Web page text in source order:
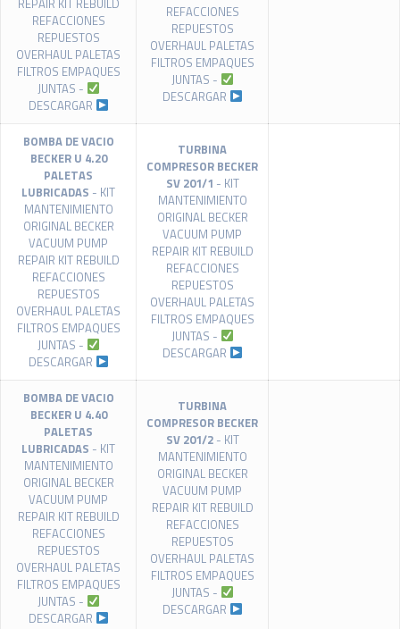
REPAIR KIT REBUILD
REFACCIONES
REPUESTOS
OVERHAUL PALETAS
FILTROS EMPAQUES
JUNTAS -
DESCARGAR
REFACCIONES
REPUESTOS
OVERHAUL PALETAS
FILTROS EMPAQUES
JUNTAS -
DESCARGAR
BOMBA DE VACIO
BECKER U 4.20
PALETAS
LUBRICADAS - KIT
MANTENIMIENTO
ORIGINAL BECKER
VACUUM PUMP
REPAIR KIT REBUILD
REFACCIONES
REPUESTOS
OVERHAUL PALETAS
FILTROS EMPAQUES
JUNTAS -
DESCARGAR
TURBINA
COMPRESOR BECKER
SV 201/1 - KIT
MANTENIMIENTO
ORIGINAL BECKER
VACUUM PUMP
REPAIR KIT REBUILD
REFACCIONES
REPUESTOS
OVERHAUL PALETAS
FILTROS EMPAQUES
JUNTAS -
DESCARGAR
BOMBA DE VACIO
BECKER U 4.40
PALETAS
LUBRICADAS - KIT
MANTENIMIENTO
ORIGINAL BECKER
VACUUM PUMP
REPAIR KIT REBUILD
REFACCIONES
REPUESTOS
OVERHAUL PALETAS
FILTROS EMPAQUES
JUNTAS -
DESCARGAR
TURBINA
COMPRESOR BECKER
SV 201/2- KIT
MANTENIMIENTO
ORIGINAL BECKER
VACUUM PUMP
REPAIR KIT REBUILD
REFACCIONES
REPUESTOS
OVERHAUL PALETAS
FILTROS EMPAQUES
JUNTAS -
DESCARGAR